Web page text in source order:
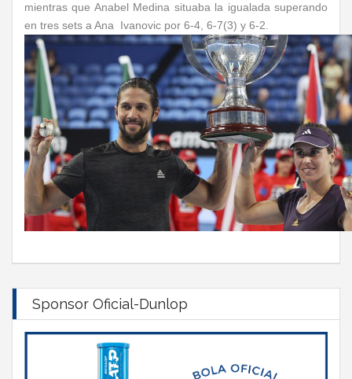
mientras que Anabel Medina situaba la igualada superando
en tres sets a Ana Ivanovic por 6-4, 6-7(3) y 6-2.
Sponsor Oficial-Dunlop